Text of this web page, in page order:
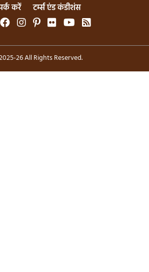
करें
टर्म्स एंड कंडीशंस
26 All Rights Reserved.